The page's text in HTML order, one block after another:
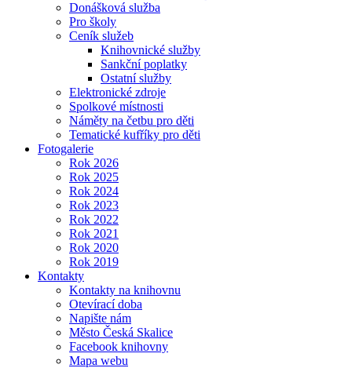
Donášková služba
Pro školy
Ceník služeb
Knihovnické služby
Sankční poplatky
Ostatní služby
Elektronické zdroje
Spolkové místnosti
Náměty na četbu pro děti
Tematické kufříky pro děti
Fotogalerie
Rok 2026
Rok 2025
Rok 2024
Rok 2023
Rok 2022
Rok 2021
Rok 2020
Rok 2019
Kontakty
Kontakty na knihovnu
Otevírací doba
Napište nám
Město Česká Skalice
Facebook knihovny
Mapa webu